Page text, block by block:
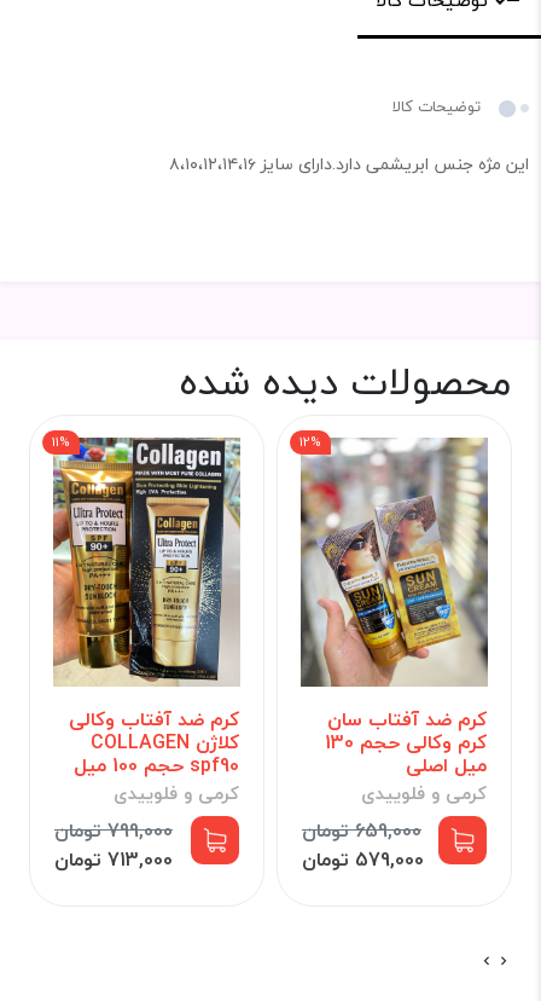
توضیحات کالا
این مژه جنس ابریشمی دارد.دارای سایز ۸،۱۰،۱۲،۱۴،۱۶
محصولات دیده شده
کرم ضد آفتاب سان
کرم وکالی حجم 130
میل اصلی
کرمی و فلوییدی
659,000 تومان
12%
579,000 تومان
کرم ضد آفتاب وکالی
کلاژن COLLAGEN
spf90 حجم 100 میل
کرمی و فلوییدی
799,000 تومان
11%
713,000 تومان